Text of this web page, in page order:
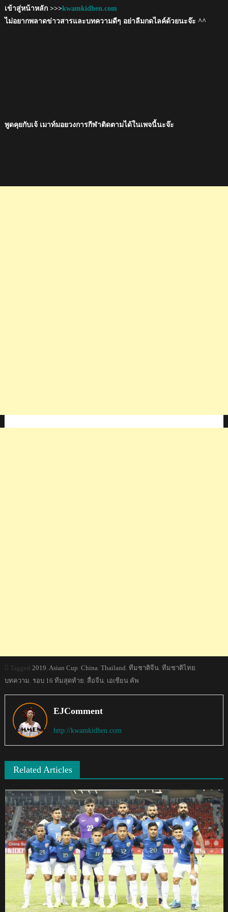
เข้าสู่หน้าหลัก >>>kwamkidhen.com
ไม่อยากพลาดข่าวสารและบทความดีๆ อย่าลืมกดไลค์ด้วยนะจ๊ะ ^^
พูดคุยกับเจ้ เมาท์มอยวงการกีฬาติดตามได้ในเพจนี้นะจ๊ะ
Tagged 2019 Asian Cup China Thailand ทีมชาติจีน, ทีมชาติไทย
บทความ รอบ 16 ทีมสุดท้าย สื่อจีน, เอเชียน คัพ
EJComment
http://kwamkidhen.com
Related Articles